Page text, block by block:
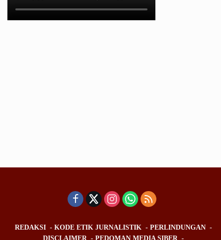
REDAKSI KODE ETIK JURNALISTIK
PERLINDUNGAN
DISCLAIMER
PEDOMAN MEDIA SIBER